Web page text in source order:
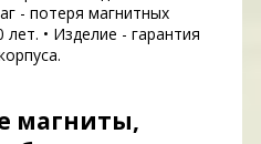
- потеря магнитных
• Изделие - гарантия
магниты,